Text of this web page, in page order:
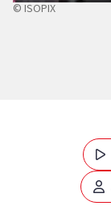
© ISOPIX